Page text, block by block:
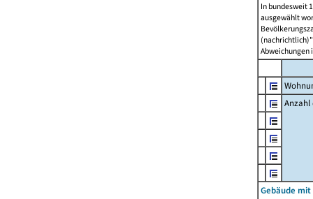
In bundesweit
ausgewählt
Abweichungen
Anzahl
Gebäude